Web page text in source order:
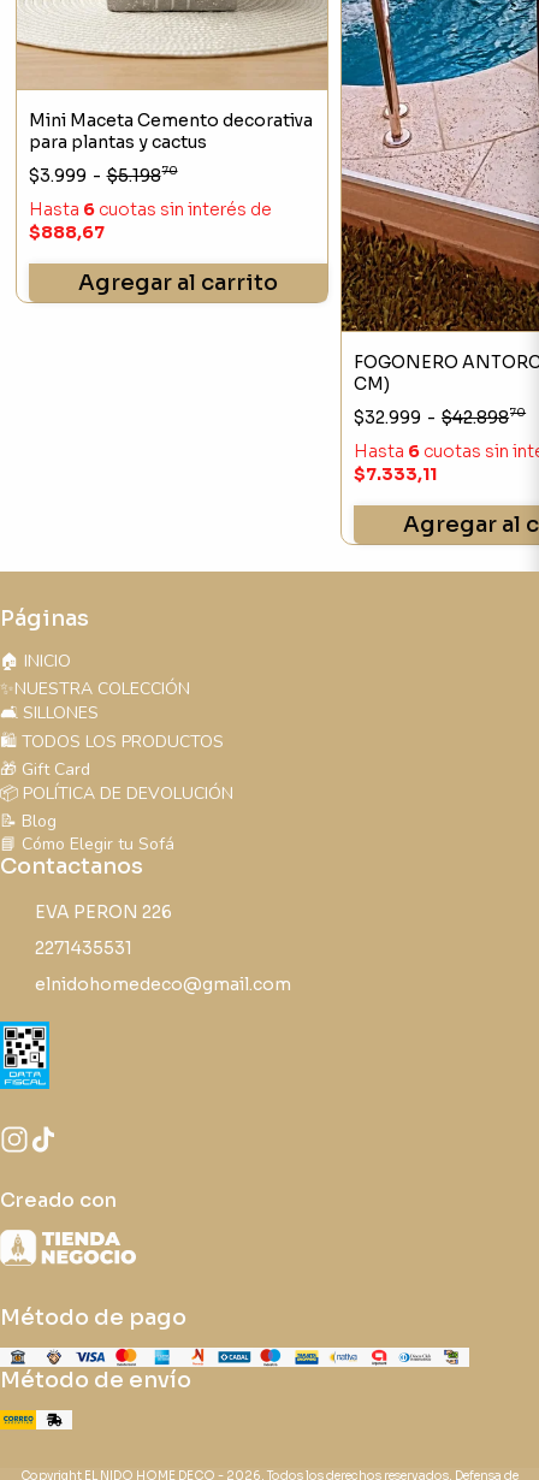
Mini Maceta Cemento decorativa
para plantas y cactus
$3.999 - $5.19870
Hasta 6cuotas sin interés de
$888,67
Agregar al carrito
FOGONERO
CM)
$32.999 - $42.89870
Hasta 6 cuotas sin
$7.333,11
Agregar al
Páginas
🏠 INICIO
✨NUESTRA COLECCIÓN
🛋️ SILLONES
🛍️ TODOS LOS PRODUCTOS
🎁 Gift Card
📦 POLÍTICA DE DEVOLUCIÓN
📝 Blog
📘 Cómo Elegir tu Sofá
Contactanos
EVA PERON 226
2271435531
elnidohomedeco@gmail.com
Creado con
Método de pago
Método de envío
Copyright EL NIDO HOME DECO - 2026. Todos los derechos reservados. Defensa de